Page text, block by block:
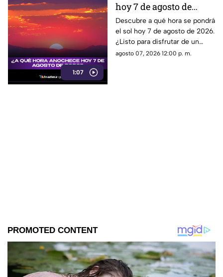
1:07
hoy 7 de agosto de
2026?
Descubre a qué hora se pondrá
el sol hoy 7 de agosto de 2026.
¿Listo para disfrutar de un
hermoso atardecer? ¡Entérate
agosto 07, 2026 12:00 p. m.